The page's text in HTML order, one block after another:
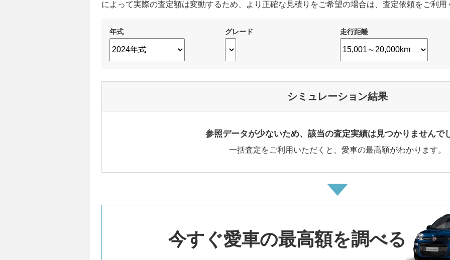
によって実際の査定額は変動するため、より正確な見積りをご希望の場合は、査定依頼をご利用
年式 グレード 走行距離
シミュレーション結果
参照データが少ないため、該当の査定実績は見つかりませんで
一括査定をご利用いただくと、愛車の最高額がわかります。
今すぐ愛車の最高額を調べる